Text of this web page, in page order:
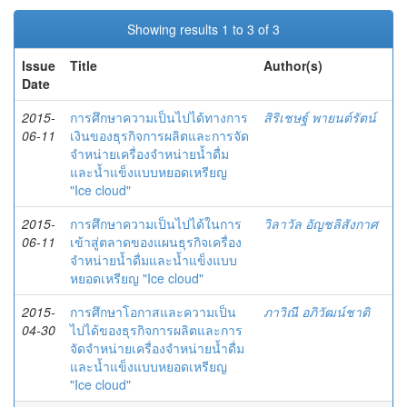
Showing results 1 to 3 of 3
Issue
Date
Title Author(s)
2015-
06-11
การศึกษาความเป็นไปได้ทางการ
เงินของธุรกิจการผลิตและการจัด
จำหน่ายเครื่องจำหน่ายน้ำดื่ม
และน้ำแข็งแบบหยอดเหรียญ
"Ice cloud"
สิริเชษฐ์ พายนต์รัตน์
2015-
06-11
การศึกษาความเป็นไปได้ในการ
เข้าสู่ตลาดของแผนธุรกิจเครื่อง
จำหน่ายน้ำดื่มและน้ำแข็งแบบ
หยอดเหรียญ "Ice cloud"
วิลาวัล อัญชลิสังกาศ
2015-
04-30
การศึกษาโอกาสและความเป็น
ไปได้ของธุรกิจการผลิตและการ
จัดจำหน่ายเครื่องจำหน่ายน้ำดื่ม
และน้ำแข็งแบบหยอดเหรียญ
"Ice cloud"
ภาวิณี อภิวัฒน์ชาติ